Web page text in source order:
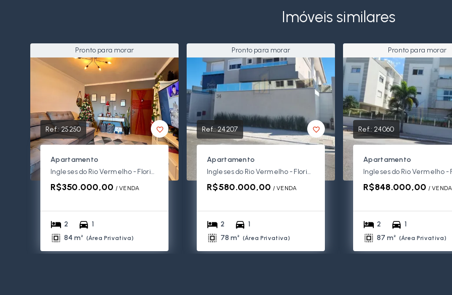
Imóveis similares
Pronto para morar
Ref.:25250
Apartamento
Ingleses do Rio Vermelho - Florianópolis/SC
R$350.000,00 / VENDA
2
1
84 m² (Área Privativa)
Pronto para morar
Ref.:24207
Apartamento
Ingleses do Rio Vermelho - Florianópolis/SC
R$580.000,00 / VENDA
2
1
78 m² (Área Privativa)
Pronto para morar
Ref.: 24060
Apartamento
R$848.000,00 / VENDA
2
1
87 m² (Área Privativa)